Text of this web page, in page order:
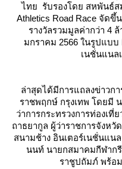
ไทย รับรองโดย สหพันธ์ส
Athletics Road Race จัด
รางวัลรวมมูลค่ากว่า 4
มกราคม 2566 ในรูปแบบ
เนชั่นแนล
ล่าสุดได้มีการแถลงข่าวก
ราชพฤกษ์ กรุงเทพ โดยมี
ว่าการกระทรวงการท่องเ
ถาธยากูล ผู้ว่าราชการจังห
สนามช้าง อินเตอร์เนชั่นแน
นนท์ นายกสมาคมกีฬาก
ราชูปถัมภ์ พร้อ